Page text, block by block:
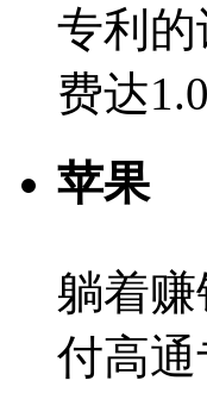
专利的
费达
苹果
躺着
付高通